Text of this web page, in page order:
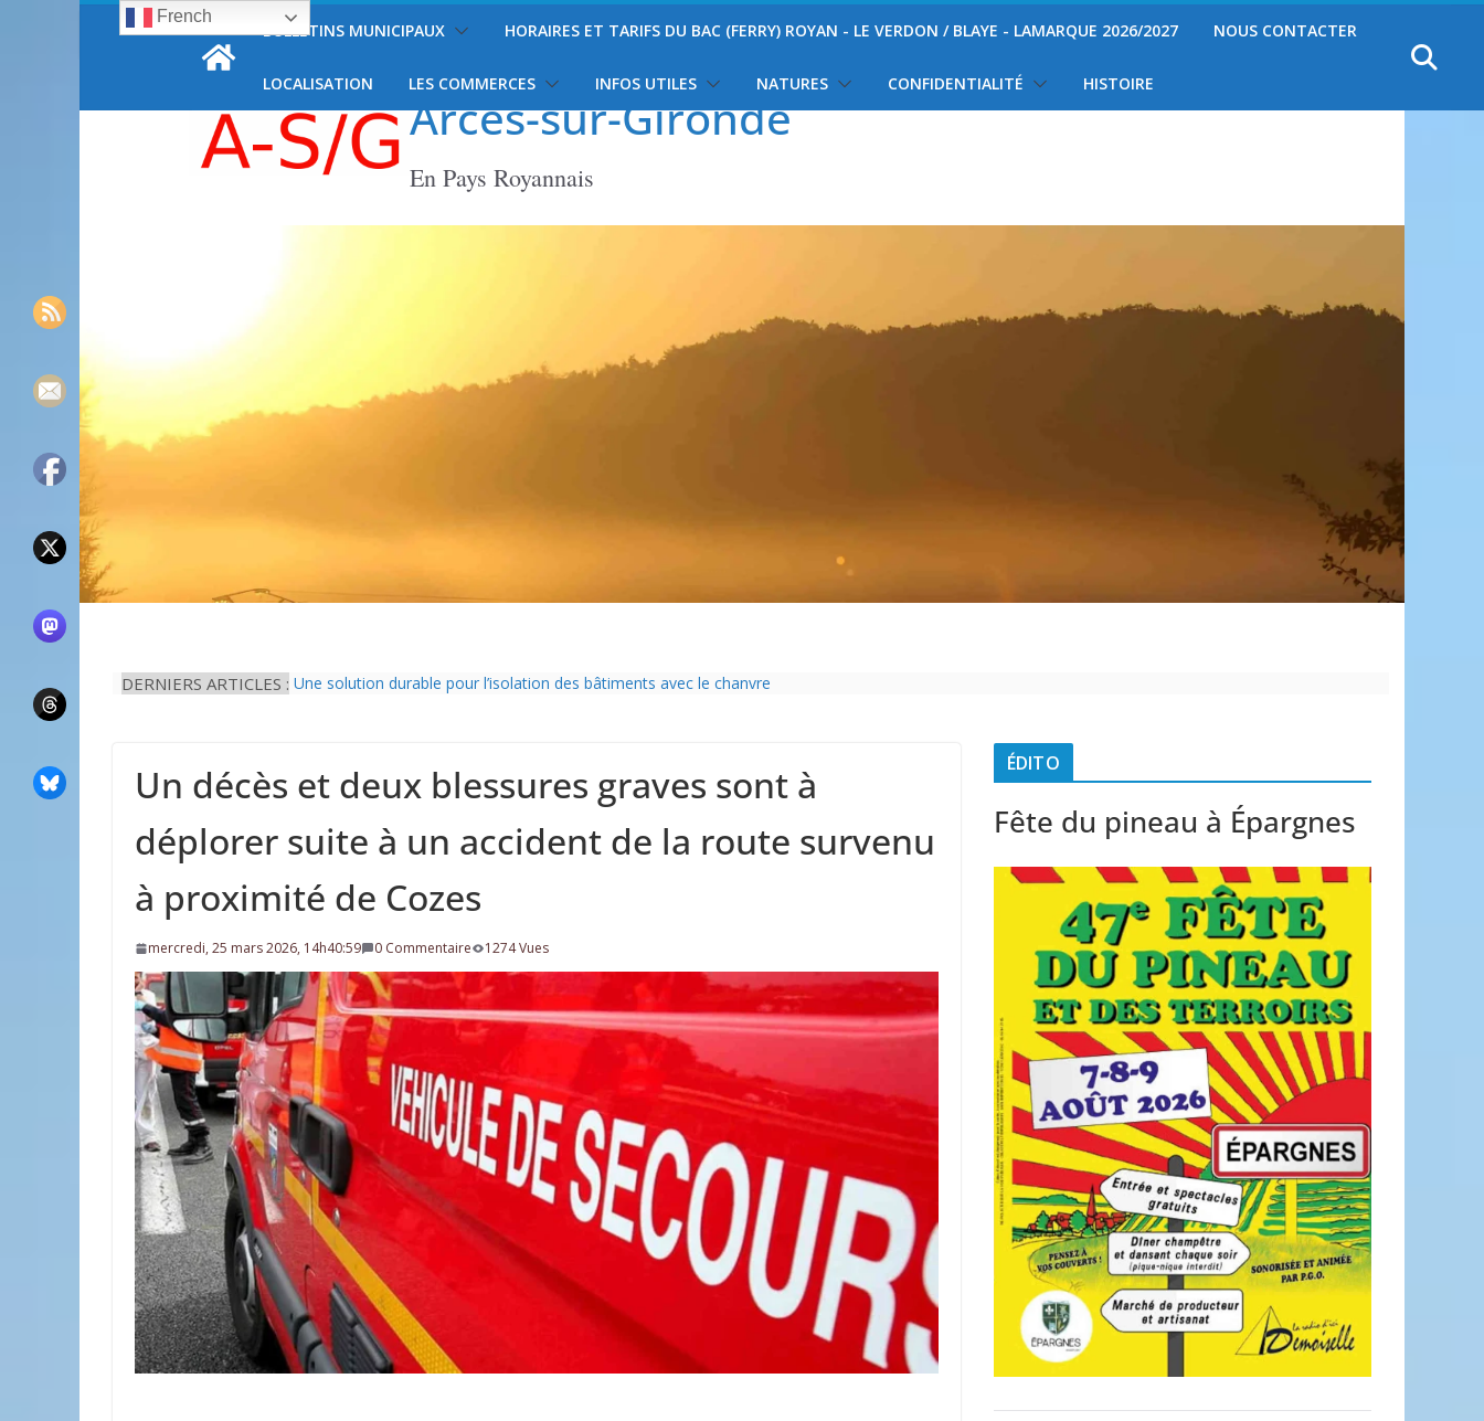
Passerjeudi, 6 août, 2026
Arces-sur-Gironde
En Pays Royannais
BULLETINS MUNICIPAUX HORAIRES ET TARIFS DU BAC (FERRY) ROYAN - LE VERDON / BLAYE - LAMARQUE 2026/2027 NOUS CONTACTER
LOCALISATION LES COMMERCES INFOS UTILES NATURES CONFIDENTIALITÉ HISTOIRE
DERNIERS ARTICLES : Une solution durable pour l’isolation des bâtiments avec le chanvre
Un décès et deux blessures graves sont à
déplorer suite à un accident de la route survenu
à proximité de Cozes
mercredi, 25 mars 2026, 14h40:59 0 Commentaire 1274 Vues
ÉDITO
Fête du pineau à Épargnes
French